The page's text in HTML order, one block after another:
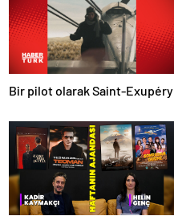
Bir pilot olarak Saint-Exupéry